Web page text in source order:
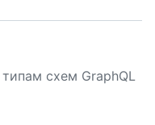
схем GraphQL